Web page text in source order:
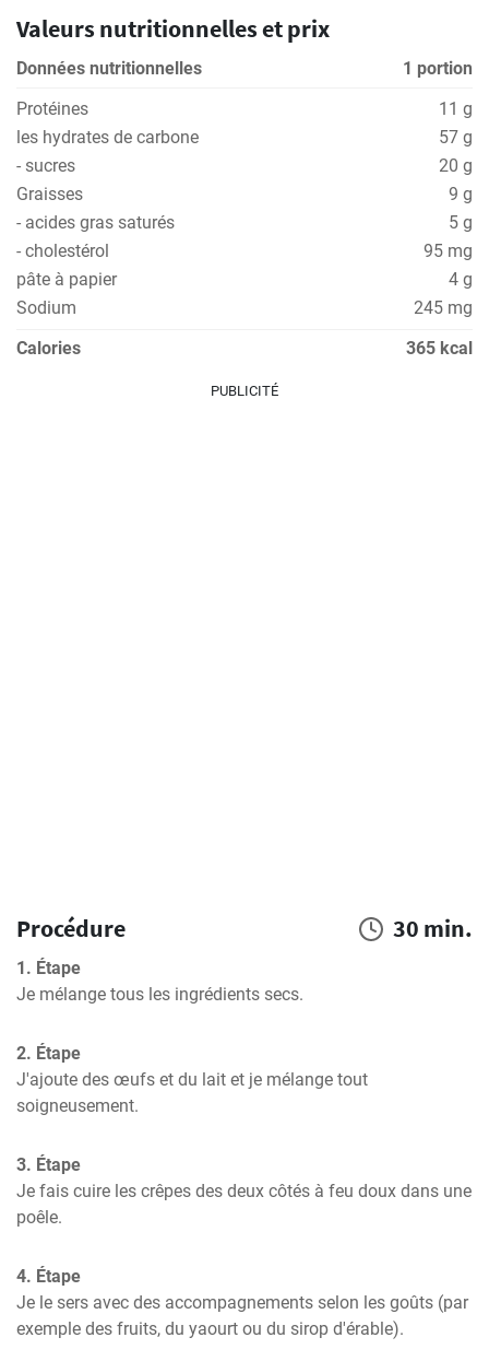
Valeurs nutritionnelles et prix
Données nutritionnelles
1 portion
Protéines
11 g
les hydrates de carbone
57 g
- sucres
20 g
Graisses
9 g
- acides gras saturés
5 g
- cholestérol
95 mg
pâte à papier
4 g
Sodium
245 mg
Calories
365 kcal
PUBLICITÉ
Procédure 30 min.
1. Étape
Je mélange tous les ingrédients secs.
2. Étape
J'ajoute des œufs et du lait et je mélange tout
soigneusement.
3. Étape
Je fais cuire les crêpes des deux côtés à feu doux dans une
poêle.
4. Étape
Je le sers avec des accompagnements selon les goûts (par
exemple des fruits, du yaourt ou du sirop d'érable).